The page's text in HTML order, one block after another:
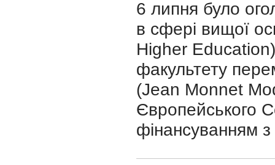
6 липня було
в сфері вищої
Higher
факультету
(Jean Monnet
Європейського
фінансуванням з